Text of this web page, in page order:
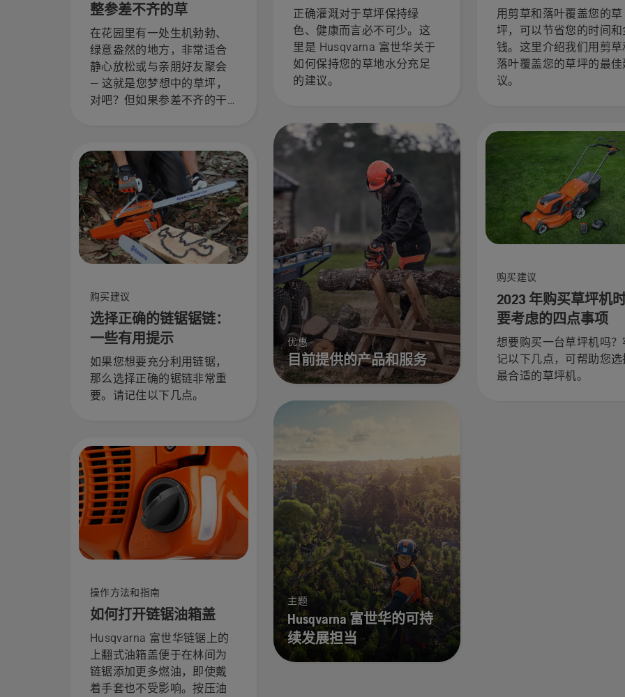
整参差不齐的草
在花园里有一处生机勃勃、
绿意盎然的地方，非常适合
静心放松或与亲朋好友聚会
— 这就是您梦想中的草坪，
对吧？但如果参差不齐的干
步指南将手把手地教您如何
修复参差不齐的草坪。
购买建议
选择正确的链锯锯链：
一些有用提示
如果您想要充分利用链锯，
那么选择正确的锯链非常重
要。请记住以下几点。
操作方法和指南
如何打开链锯油箱盖
Husqvarna 富世华链锯上的
上翻式油箱盖便于在林间为
链锯添加更多燃油，即使戴
着手套也不受影响。按压油
正确灌溉对于草坪保持绿
色、健康而言必不可少。这
里是 Husqvarna 富世华关于
如何保持您的草地水分充足
的建议。
优惠
目前提供的产品和服务
主题
Husqvarna 富世华的可持
续发展担当
用剪草和落叶覆盖您的草
坪，可以节省您的时间和
钱。这里介绍我们用剪草
落叶覆盖您的草坪的最佳
议。
购买建议
2023 年购买草坪机
要考虑的四点事项
想要购买一台草坪机吗？
记以下几点，可帮助您选
最合适的草坪机。